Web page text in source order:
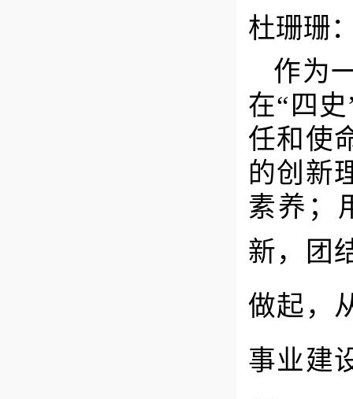
杜珊珊
作为
在“四
任和使
的创新
素养；
新，团
做起，
事业建